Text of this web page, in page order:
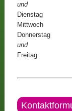
und
Dienstag
Mittwoch
Donnerstag
und
Freitag